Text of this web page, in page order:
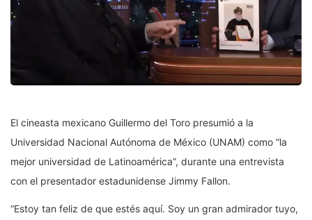
El cineasta mexicano Guillermo del Toro presumió a la
Universidad Nacional Autónoma de México (UNAM) como “la
mejor universidad de Latinoamérica”, durante una entrevista
con el presentador estadunidense Jimmy Fallon.
“Estoy tan feliz de que estés aquí. Soy un gran admirador tuyo,